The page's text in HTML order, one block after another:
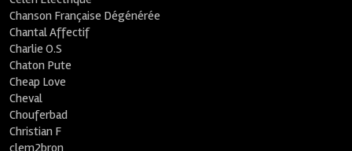
Chanson Française Dégénérée
Chantal Affectif
Charlie O.S
Chaton Pute
Cheap Love
Cheval
Chouferbad
Christian F
clem2bron